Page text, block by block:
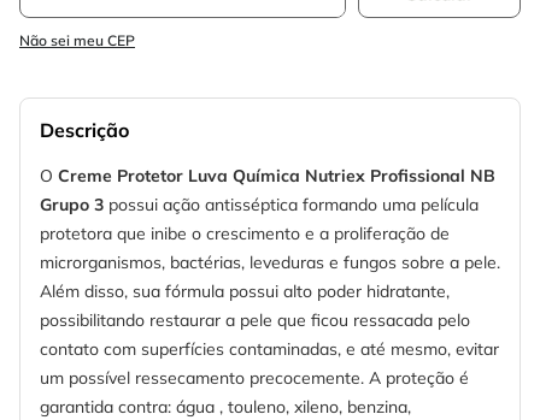
Não sei meu CEP
Descrição
O Creme Protetor Luva Química Nutriex Profissional NB
Grupo 3 possui ação antisséptica formando uma película
protetora que inibe o crescimento e a proliferação de
microrganismos, bactérias, leveduras e fungos sobre a pele.
Além disso, sua fórmula possui alto poder hidratante,
possibilitando restaurar a pele que ficou ressacada pelo
contato com superfícies contaminadas, e até mesmo, evitar
um possível ressecamento precocemente. A proteção é
garantida contra: água , touleno, xileno, benzina,